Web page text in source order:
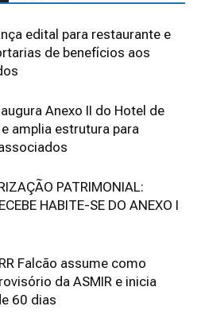
edital para restaurante e
de benefícios aos
Anexo II do Hotel de
amplia estrutura para
PATRIMONIAL:
HABITE-SE DO ANEXO I
Falcão assume como
da ASMIR e inicia
60 dias